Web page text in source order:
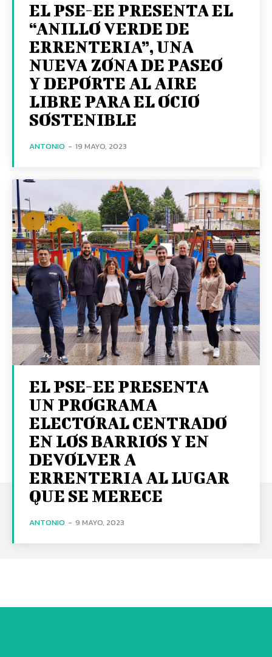
EL PSE-EE PRESENTA EL
“ANILLO VERDE DE
ERRENTERIA”, UNA
NUEVA ZONA DE PASEO
Y DEPORTE AL AIRE
LIBRE PARA EL OCIO
SOSTENIBLE
ANTONIO - 19 MAYO, 2023
EL PSE-EE PRESENTA
UN PROGRAMA
ELECTORAL CENTRADO
EN LOS BARRIOS Y EN
DEVOLVER A
ERRENTERIA AL LUGAR
QUE SE MERECE
ANTONIO - 9 MAYO, 2023